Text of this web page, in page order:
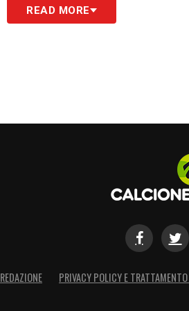
READ MORE
REDAZIONE PRIVACY POLICY E